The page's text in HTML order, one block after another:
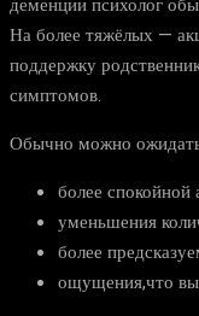
На более тяжёлых —
поддержку
симптомов.
Обычно можно
более
уменьшения
более
ощущения,что вы